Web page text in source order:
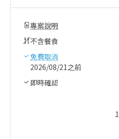
專案說明
不含餐食
免費取消
2026/08/21之前
即時確認
1